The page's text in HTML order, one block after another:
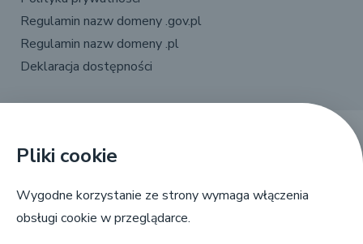
Pliki cookie
Wygodne korzystanie ze strony wymaga włączenia
obsługi cookie w przeglądarce.
Regulamin nazw domeny .gov.pl
Regulamin nazw domeny .pl
Deklaracja dostępności